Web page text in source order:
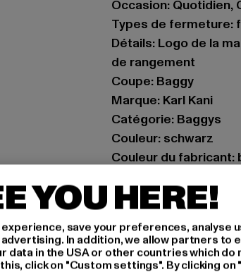
Occasion: Quotidien,
Types de fermeture:
Détails: Logo de la
de rangement
Coupe: Baggy
Marque: Karl Kani
Catégorie: Baggys
Couleur: schwarz
Couleur du fabricant:
Art.Nr: 6000948-00709
Fabricant: Urban
YOU HERE!
save your preferences, analyse
In addition, we allow partners to
in the USA or other countries which do
click on "Custom settings". By clicking